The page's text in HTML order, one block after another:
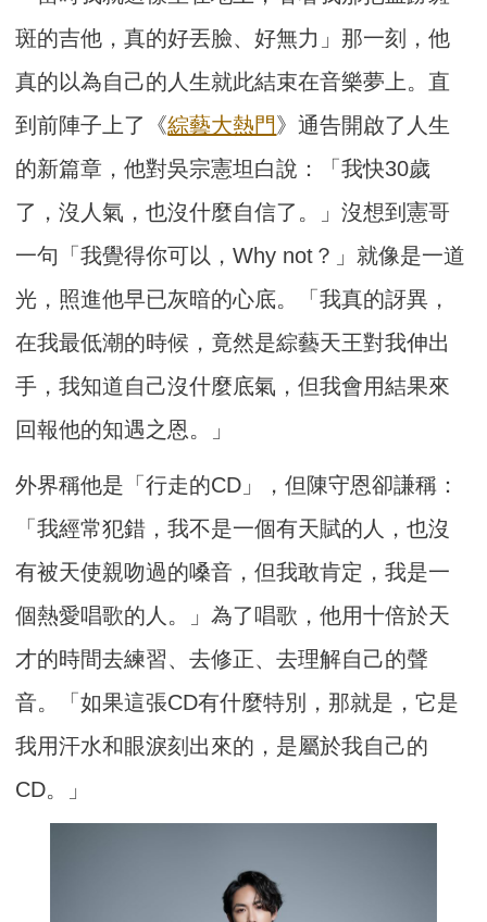
斑的吉他，真的好丟臉、好無力」那一刻，他
真的以為自己的人生就此結束在音樂夢上。直
到前陣子上了《綜藝大熱門》通告開啟了人生
的新篇章，他對吳宗憲坦白說：「我快30歲
了，沒人氣，也沒什麼自信了。」沒想到憲哥
一句「我覺得你可以，Why not？」就像是一道
光，照進他早已灰暗的心底。「我真的訝異，
在我最低潮的時候，竟然是綜藝天王對我伸出
手，我知道自己沒什麼底氣，但我會用結果來
回報他的知遇之恩。」
外界稱他是「行走的CD」，但陳守恩卻謙稱：
「我經常犯錯，我不是一個有天賦的人，也沒
有被天使親吻過的嗓音，但我敢肯定，我是一
個熱愛唱歌的人。」為了唱歌，他用十倍於天
才的時間去練習、去修正、去理解自己的聲
音。「如果這張CD有什麼特別，那就是，它是
我用汗水和眼淚刻出來的，是屬於我自己的
CD。」